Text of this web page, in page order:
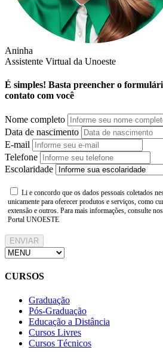
Aninha
Assistente Virtual da Unoeste
É simples! Basta preencher o
contato com você
Nome completo
Data de nascimento
E-mail
Telefone
Escolaridade
Li e concordo que os dados pessoais coletados
unicamente para oferecer produtos e serviços, como
extensão e outros. Para mais informações, consulte
Portal UNOESTE
ENVIAR
CURSOS
Graduação
Pós-Graduação
Educação a Distância
Cursos Livres
Cursos Técnicos